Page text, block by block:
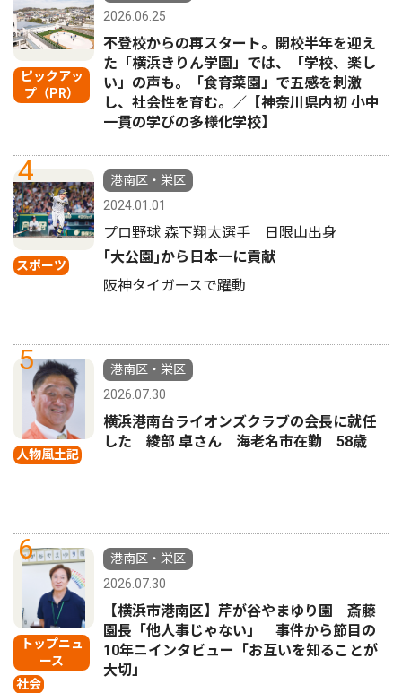
ピックアッ
プ（PR）
2026.06.25
不登校からの再スタート。開校半年を迎え
た「横浜きりん学園」では、「学校、楽し
い」の声も。「食育菜園」で五感を刺激
し、社会性を育む。／【神奈川県内初 小中
一貫の学びの多様化学校】
4
スポーツ
港南区・栄区
2024.01.01
プロ野球 森下翔太選手 日限山出身
｢大公園｣から日本一に貢献
阪神タイガースで躍動
5
人物風土記
港南区・栄区
2026.07.30
横浜港南台ライオンズクラブの会長に就任
した 綾部 卓さん 海老名市在勤 58歳
6
トップニュ
ース
社会
港南区・栄区
2026.07.30
【横浜市港南区】芹が谷やまゆり園 斎藤
園長「他人事じゃない」 事件から節目の
10年ニインタビュー「お互いを知ることが
大切」